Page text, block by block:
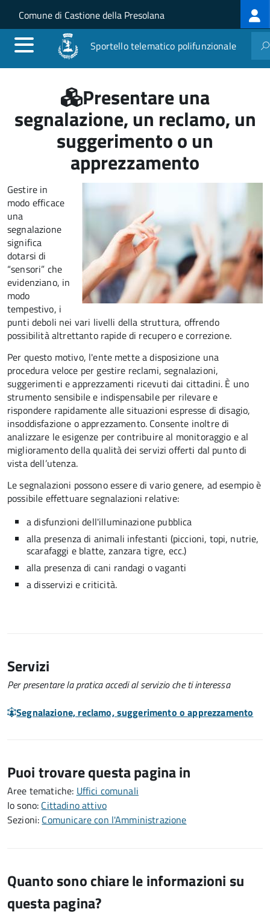
Salta al contenuto principale
Skip to site navigation
Comune di Castione della Presolana
Sportello telematico polifunzionale
Presentare una
segnalazione, un reclamo, un
suggerimento o un
apprezzamento
Gestire in
modo efficace
una
segnalazione
significa
dotarsi di
“sensori” che
evidenziano, in
modo
tempestivo, i
punti deboli nei vari livelli della struttura, offrendo
possibilità altrettanto rapide di recupero e correzione.
Per questo motivo, l'ente mette a disposizione una
procedura veloce per gestire reclami, segnalazioni,
suggerimenti e apprezzamenti ricevuti dai cittadini. È uno
strumento sensibile e indispensabile per rilevare e
rispondere rapidamente alle situazioni espresse di disagio,
insoddisfazione o apprezzamento. Consente inoltre di
analizzare le esigenze per contribuire al monitoraggio e al
miglioramento della qualità dei servizi offerti dal punto di
vista dell’utenza.
Le segnalazioni possono essere di vario genere, ad esempio è
possibile effettuare segnalazioni relative:
a disfunzioni dell'illuminazione pubblica
alla presenza di animali infestanti (piccioni, topi, nutrie,
scarafaggi e blatte, zanzara tigre, ecc.)
alla presenza di cani randagi o vaganti
a disservizi e criticità.
Servizi
Per presentare la pratica accedi al servizio che ti interessa
Segnalazione, reclamo, suggerimento o apprezzamento
Puoi trovare questa pagina in
Aree tematiche: Uffici comunali
Io sono: Cittadino attivo
Sezioni: Comunicare con l'Amministrazione
Quanto sono chiare le informazioni su
questa pagina?